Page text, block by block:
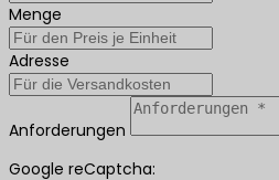
Menge
Adresse
Anforderungen
Google reCaptcha: